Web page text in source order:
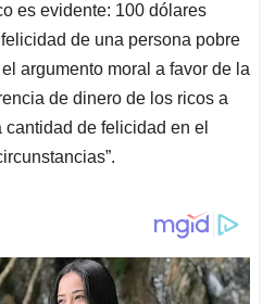
es evidente: 100 dólares
de una persona pobre
argumento moral a favor de la
de dinero de los ricos a
cantidad de felicidad en el